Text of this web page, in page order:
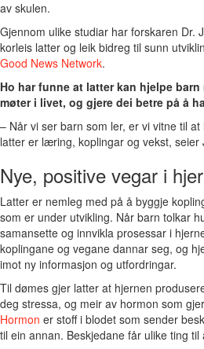
av skulen.
Gjennom ulike studiar har forskaren Dr.
korleis latter og leik bidreg til sunn
Good News Network.
Ho har funne at latter kan hjelpe
møter i livet, og gjere dei betre på å
– Når vi ser barn som ler, er vi vitne til
latter er læring, koplingar og vekst, seier
Nye, positive vegar i
Latter er nemleg med på å byggje
som er under utvikling. Når barn tolkar
samansette og innvikla prosessar i
koplingane og vegane dannar seg, og
imot ny informasjon og utfordringar.
Til dømes gjer latter at hjernen
deg stressa, og meir av hormon som
Hormon er stoff i blodet som sender
til ein annan. Beskjedane får ulike ting til